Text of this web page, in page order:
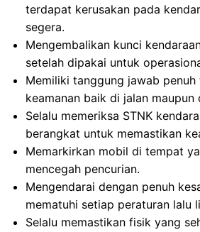
terdapat kerusakan pada
segera.
Mengembalikan kunci
setelah dipakai untuk
Memiliki tanggung jawab penuh
keamanan baik di jalan
Selalu memeriksa STNK
berangkat untuk memastikan
Memarkirkan mobil di tempat
mencegah pencurian.
Mengendarai dengan penuh
mematuhi setiap peraturan lalu
Selalu memastikan fisik yang